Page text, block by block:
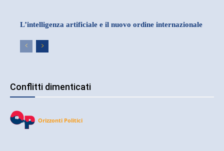
L’intelligenza artificiale e il nuovo ordine internazionale
Conflitti dimenticati
Orizzonti Politici